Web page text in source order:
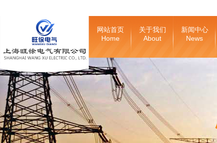
网站首页
Home
关于我们
About
新闻中心
News